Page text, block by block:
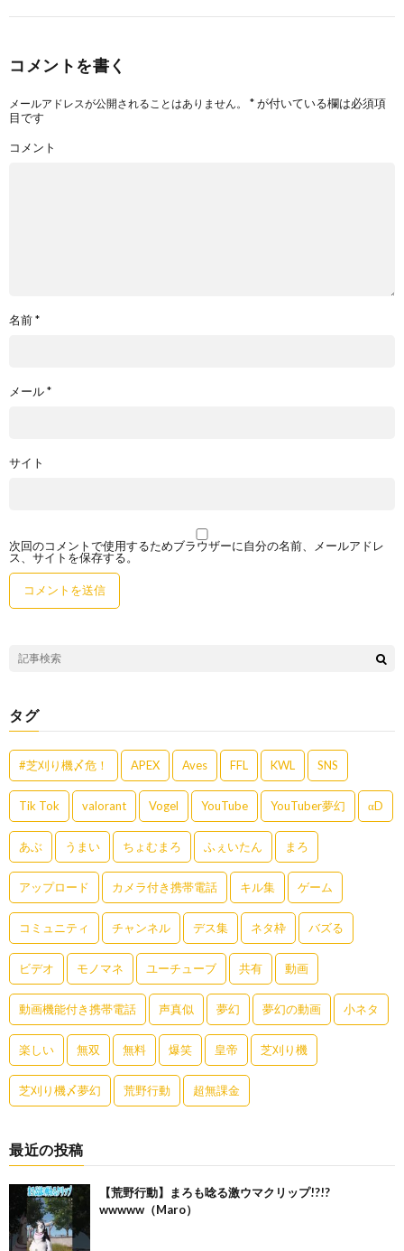
コメントを書く
メールアドレスが公開されることはありません。 *が付いている欄は必須項
目です
コメント
名前*
メール*
サイト
次回のコメントで使用するためブラウザーに自分の名前、メールアドレ
ス、サイトを保存する。
タグ
#芝刈り機〆危！ APEX Aves FFL KWL SNS
Tik Tok valorant Vogel YouTube YouTuber夢幻 αD
あぶ うまい ちょむまろ ふぇいたん まろ
アップロード カメラ付き携帯電話 キル集 ゲーム
コミュニティ チャンネル デス集 ネタ枠 バズる
ビデオ モノマネ ユーチューブ 共有 動画
動画機能付き携帯電話 声真似 夢幻 夢幻の動画 小ネタ
楽しい 無双 無料 爆笑 皇帝 芝刈り機
芝刈り機〆夢幻 荒野行動 超無課金
最近の投稿
【荒野行動】まろも唸る激ウマクリップ!?!?
wwwww（Maro）